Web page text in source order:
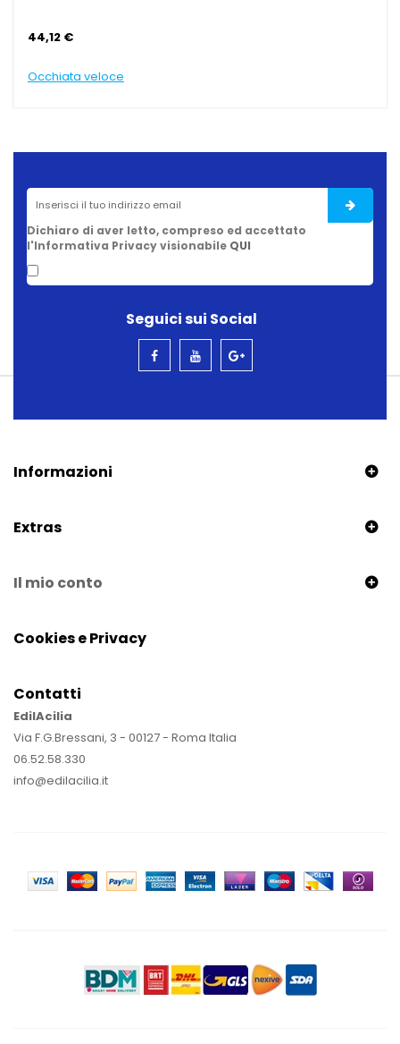
44,12 €
Occhiata veloce
Dichiaro di aver letto, compreso ed accettato
l'Informativa Privacy visionabile QUI
Seguici sui Social
Informazioni
Extras
Il mio conto
Cookies e Privacy
Contatti
EdilAcilia
Via F.G.Bressani, 3 - 00127 - Roma Italia
06.52.58.330
info@edilacilia.it